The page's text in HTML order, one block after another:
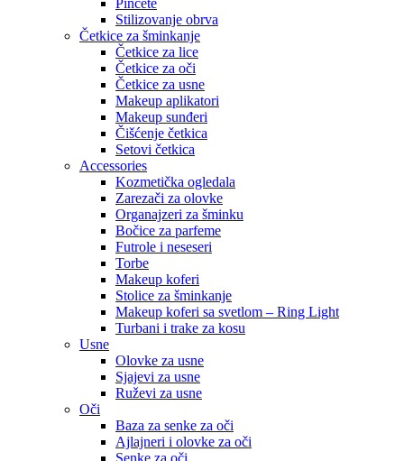
Stilizovanje obrva
Četkice za šminkanje
Četkice za lice
Četkice za oči
Četkice za usne
Makeup aplikatori
Makeup sunđeri
Čišćenje četkica
Setovi četkica
Accessories
Kozmetička ogledala
Zarezači za olovke
Organajzeri za šminku
Bočice za parfeme
Futrole i neseseri
Torbe
Makeup koferi
Stolice za šminkanje
Makeup koferi sa svetlom – Ring Light
Turbani i trake za kosu
Usne
Olovke za usne
Sjajevi za usne
Ruževi za usne
Oči
Baza za senke za oči
Ajlajneri i olovke za oči
Senke za oči